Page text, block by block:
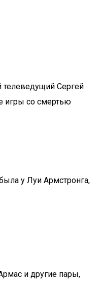
телеведущий Сергей
игры со смертью
у Луи Армстронга,
и другие пары,